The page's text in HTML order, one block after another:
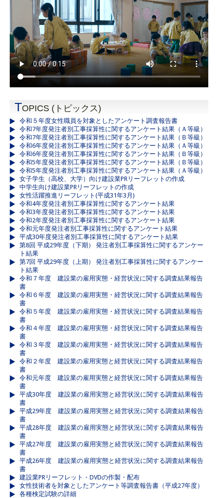
TOPICS (トピックス)
令和５年度女性職員を対象としたアンケート調査報告書
令和7年度発注者別工事採算性に関するアンケート結果（Ａ等級）
令和7年度発注者別工事採算性に関するアンケート結果（Ｂ等級）
令和6年度発注者別工事採算性に関するアンケート結果（Ａ等級）
令和6年度発注者別工事採算性に関するアンケート結果（Ｂ等級）
令和5年度発注者別工事採算性に関するアンケート結果（Ｂ等級）
令和5年度発注者別工事採算性に関するアンケート結果（Ａ等級）
女子学生（高校、大学）向け建設業PRリーフレットの作成
中学生向け建設業PRリーフレットの作成
女性活躍推進リーフレット(平成31年3月)
令和4年度発注者別工事採算性に関するアンケート結果
令和3年度発注者別工事採算性に関するアンケート結果
令和2年度発注者別工事採算性に関するアンケート結果
令和元年度発注者別工事採算性に関するアンケート結果
平成30年度発注者別工事採算性に関するアンケート結果
第8回 平成29年度（下期） 発注者別工事採算性に関するアンケー
ト結果
第7回 平成29年度（上期） 発注者別工事採算性に関するアンケー
ト結果
令和７年度 建設業の雇用実態・経営状況に関する調査結果報告
書
令和６年度 建設業の雇用実態・経営状況に関する調査結果報告
書
令和５年度 建設業の雇用実態・経営状況に関する調査結果報告
書
令和４年度 建設業の雇用実態・経営状況に関する調査結果報告
書
令和３年度 建設業の雇用実態・経営状況に関する調査結果報告
書
令和２年度 建設業の雇用実態と経営状況に関する調査結果報告
書
令和元年度 建設業の雇用実態と経営状況に関する調査結果報告
書
平成30年度 建設業の雇用実態と経営状況に関する調査結果報告
書
平成29年度 建設業の雇用実態と経営状況に関する調査結果報告
書
平成28年度 建設業の雇用実態と経営状況に関する調査結果報告
書
平成27年度 建設業の雇用実態と経営状況に関する調査結果報告
書
平成26年度 建設業の雇用実態と経営状況に関する調査結果報告
書
建設業PRリーフレット・DVDの作製・配布
女性技術者を対象としたアンケート等調査報告書（平成27年度）
各種検定試験の詳細